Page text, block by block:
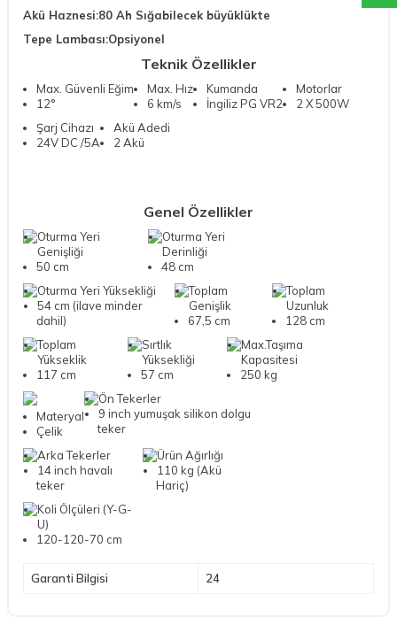
Akü Haznesi:80 Ah Sığabilecek büyüklükte
Tepe Lambası:Opsiyonel
Teknik Özellikler
Max. Güvenli Eğim
12°
Max. Hız
6 km/s
Kumanda
İngiliz PG VR2
Motorlar
2 X 500W
Şarj Cihazı
24V DC /5A
Akü Adedi
2 Akü
Genel Özellikler
Oturma Yeri
Genişliği
50 cm
Oturma Yeri
Derinliği
48 cm
Oturma Yeri Yüksekliği
54 cm (ilave minder
dahil)
Toplam
Genişlik
67,5 cm
Toplam
Uzunluk
128 cm
Toplam
Yükseklik
117 cm
Sırtlık
Yüksekliği
57 cm
Max.Taşıma
Kapasitesi
250 kg
Materyal
Çelik
Ön Tekerler
9 inch yumuşak silikon dolgu
teker
Arka Tekerler
14 inch havalı
teker
Ürün Ağırlığı
110 kg (Akü
Hariç)
Koli Ölçüleri (Y-G-
U)
120-120-70 cm
Garanti Bilgisi 24